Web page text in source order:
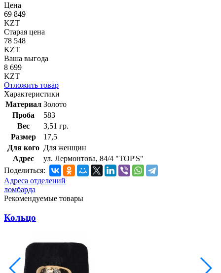
Цена
69 849
KZT
Старая цена
78 548
KZT
Ваша выгода
8 699
KZT
Отложить товар
Характеристики
Материал Золото
Проба
583
Вес
3,51 гр.
Размер
17,5
Для кого Для женщин
Адрес
ул. Лермонтова, 84/4 "TOP'S"
Поделиться:
Адреса отделений
ломбарда
Рекомендуемые товары
Кольцо